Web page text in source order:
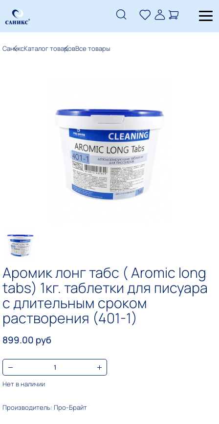
СаниксКаталог товаровВсе товары
Аромик лонг табс ( Aromic long
tabs) 1кг. таблетки для писуара
с длительным сроком
растворения (401-1)
899.00 руб
Нет в наличии
Производитель: Про-Брайт